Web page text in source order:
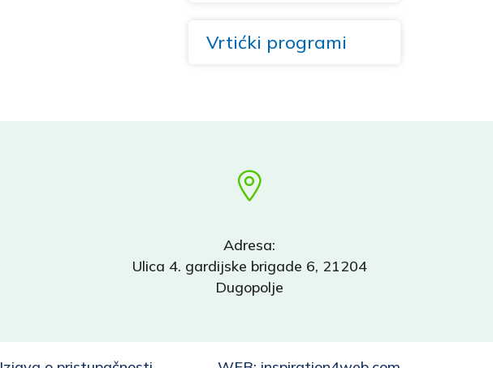
Vrtićki programi
Adresa:
Ulica 4. gardijske brigade 6, 21204
Dugopolje